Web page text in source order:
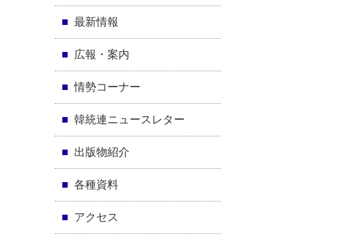
最新情報
広報・案内
情勢コーナー
韓統連ニュースレター
出版物紹介
各種資料
アクセス